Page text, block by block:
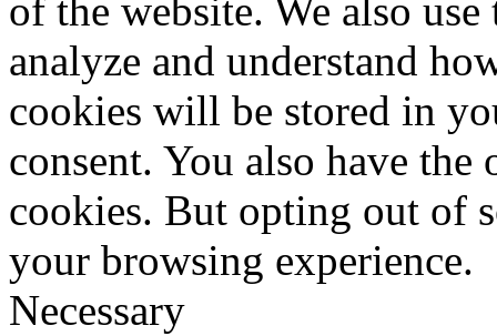
of the website. We also
analyze and understand
cookies will be stored in
consent. You also have
cookies. But opting out of
your browsing experience.
Necessary